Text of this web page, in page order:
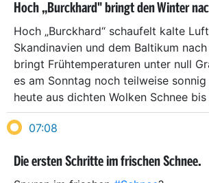
Hoch „Burckhard" bringt den Winter
Hoch „Burckhard“ schaufelt kalte
Skandinavien und dem Baltikum
bringt Frühtemperaturen unter null
es am Sonntag noch teilweise
heute aus dichten Wolken Schnee
07:08
Die ersten Schritte im frischen Schnee.